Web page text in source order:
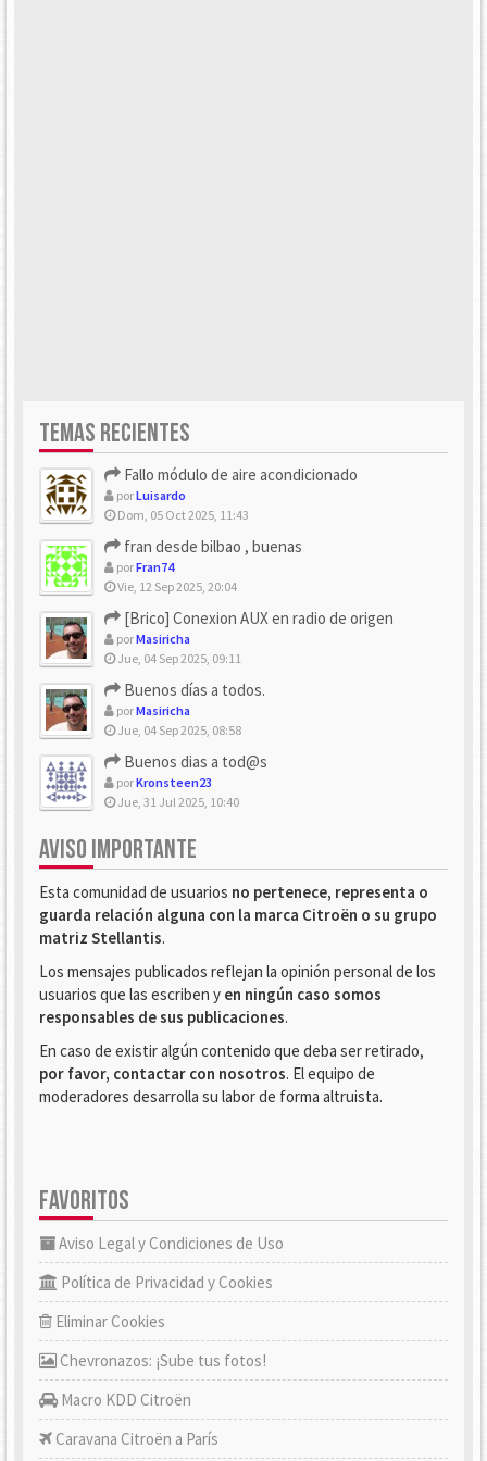
TEMAS RECIENTES
Fallo módulo de aire acondicionado
porLuisardo
Dom, 05 Oct 2025, 11:43
fran desde bilbao , buenas
porFran74
Vie, 12 Sep 2025, 20:04
[Brico] Conexion AUX en radio de origen
porMasiricha
Jue, 04 Sep 2025, 09:11
Buenos días a todos.
porMasiricha
Jue, 04 Sep 2025, 08:58
Buenos dias a tod@s
porKronsteen23
Jue, 31 Jul 2025, 10:40
AVISO IMPORTANTE
Esta comunidad de usuarios no pertenece, representa o
guarda relación alguna con la marca Citroën o su grupo
matriz Stellantis.
Los mensajes publicados reflejan la opinión personal de los
usuarios que las escriben y en ningún caso somos
responsables de sus publicaciones.
En caso de existir algún contenido que deba ser retirado,
por favor, contactar con nosotros. El equipo de
moderadores desarrolla su labor de forma altruista.
FAVORITOS
Aviso Legal y Condiciones de Uso
Política de Privacidad y Cookies
Eliminar Cookies
Chevronazos: ¡Sube tus fotos!
Macro KDD Citroën
Caravana Citroën a París